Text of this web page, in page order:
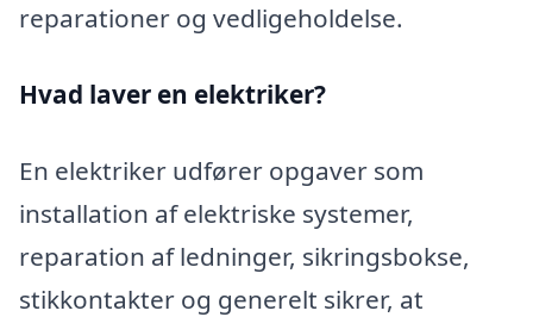
reparationer og vedligeholdelse.
Hvad laver en elektriker?
En elektriker udfører opgaver som
installation af elektriske systemer,
reparation af ledninger, sikringsbokse,
stikkontakter og generelt sikrer, at